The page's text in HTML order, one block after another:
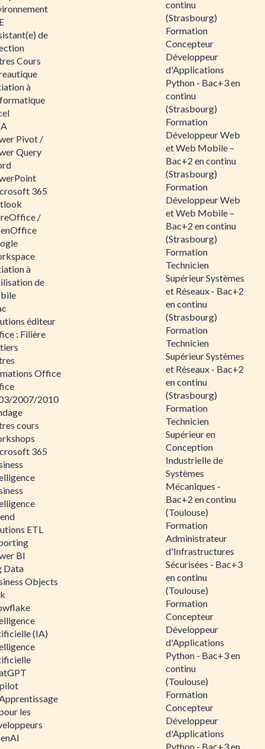
de
Cours
à
Pivot /
Query
365
/
à
de
éditeur
: Filière
Office
2007/2010
cours
365
ETL
BI
Data
Objects
(IA)
les
continu
(Strasbourg)
Formation
Concepteur
Développeur
d'Applications
Python - Bac+3 en
continu
(Strasbourg)
Formation
Développeur Web
et Web Mobile –
Bac+2 en continu
(Strasbourg)
Formation
Développeur Web
et Web Mobile –
Bac+2 en continu
(Strasbourg)
Formation
Technicien
Supérieur Systèmes
et Réseaux - Bac+2
en continu
(Strasbourg)
Formation
Technicien
Supérieur Systèmes
et Réseaux - Bac+2
en continu
(Strasbourg)
Formation
Technicien
Supérieur en
Conception
Industrielle de
Systèmes
Mécaniques -
Bac+2 en continu
(Toulouse)
Formation
Administrateur
d'Infrastructures
Sécurisées - Bac+3
en continu
(Toulouse)
Formation
Concepteur
Développeur
d'Applications
Python - Bac+3 en
continu
(Toulouse)
Formation
Concepteur
Développeur
d'Applications
Python - Bac+3 en